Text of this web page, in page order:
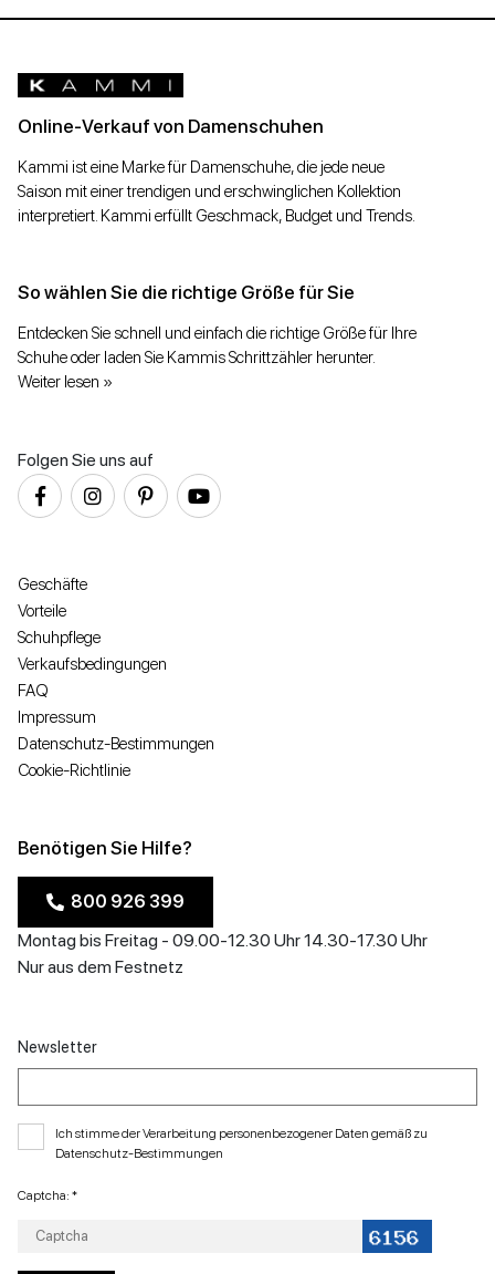
Online-Verkauf von Damenschuhen
Kammi ist eine Marke für Damenschuhe, die jede neue
Saison mit einer trendigen und erschwinglichen Kollektion
interpretiert. Kammi erfüllt Geschmack, Budget und Trends.
So wählen Sie die richtige Größe für Sie
Entdecken Sie schnell und einfach die richtige Größe für Ihre
Schuhe oder laden Sie Kammis Schrittzähler herunter.
Weiter lesen »
Folgen Sie uns auf
Geschäfte
Vorteile
Schuhpflege
Verkaufsbedingungen
FAQ
Impressum
Datenschutz-Bestimmungen
Cookie-Richtlinie
Benötigen Sie Hilfe?
800 926 399
Montag bis Freitag - 09.00-12.30 Uhr 14.30-17.30 Uhr
Nur aus dem Festnetz
Newsletter
Ich stimme der Verarbeitung personenbezogener Daten gemäß zu
Datenschutz-Bestimmungen
Captcha: *